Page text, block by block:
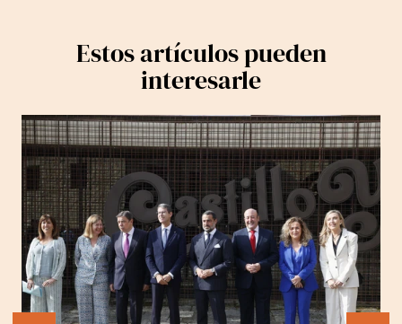
Estos artículos pueden
interesarle